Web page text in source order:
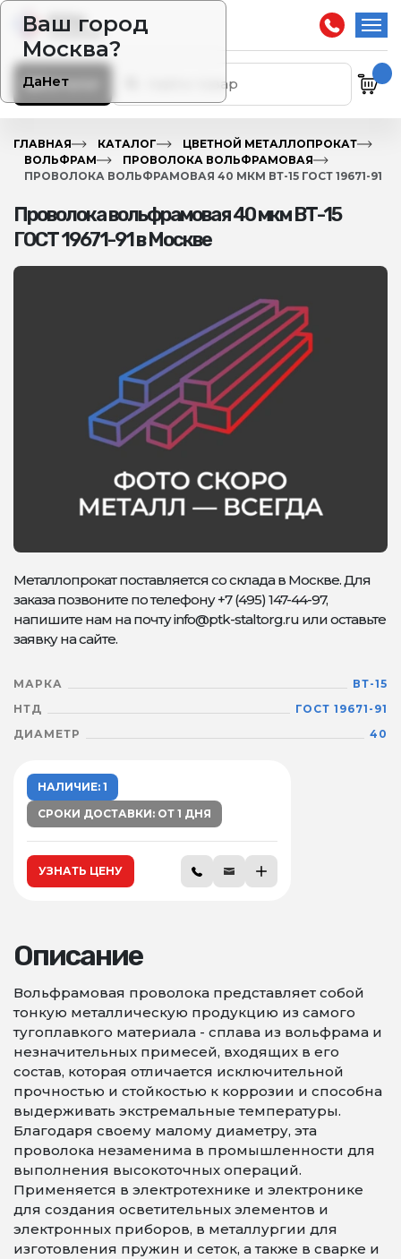
Ваш город
Москва?
ДаНет
Каталог
ГЛАВНАЯ КАТАЛОГ
ЦВЕТНОЙ МЕТАЛЛОПРОКАТ
ВОЛЬФРАМ
ПРОВОЛОКА ВОЛЬФРАМОВАЯ
ПРОВОЛОКА ВОЛЬФРАМОВАЯ 40 МКМ ВТ-15 ГОСТ 19671-91
Проволока вольфрамовая 40 мкм ВТ-15
ГОСТ 19671-91 в Москве
Металлопрокат поставляется со склада в Москве. Для
заказа позвоните по телефону +7 (495) 147-44-97,
напишите нам на почту info@ptk-staltorg.ru или оставьте
заявку на сайте.
МАРКА
ВТ-15
НТД
ГОСТ 19671-91
ДИАМЕТР
40
НАЛИЧИЕ: 1
СРОКИ ДОСТАВКИ: ОТ 1 ДНЯ
УЗНАТЬ ЦЕНУ
Описание
Вольфрамовая проволока представляет собой
тонкую металлическую продукцию из самого
тугоплавкого материала - сплава из вольфрама и
незначительных примесей, входящих в его
состав, которая отличается исключительной
прочностью и стойкостью к коррозии и способна
выдерживать экстремальные температуры.
Благодаря своему малому диаметру, эта
проволока незаменима в промышленности для
выполнения высокоточных операций.
Применяется в электротехнике и электронике
для создания осветительных элементов и
электронных приборов, в металлургии для
изготовления пружин и сеток, а также в сварке и